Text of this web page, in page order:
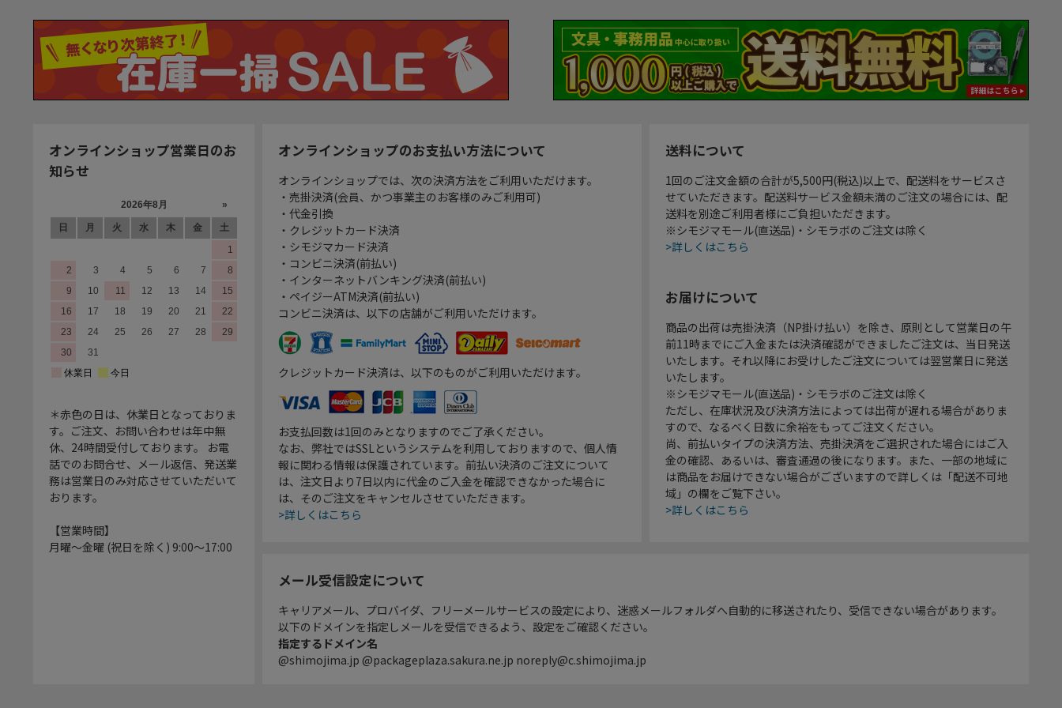
オンラインショップ営業日のお
知らせ
＊赤色の日は、休業日となっておりま
す。ご注文、お問い合わせは年中無
休、24時間受付しております。 お電
話でのお問合せ、メール返信、発送業
務は営業日のみ対応させていただいて
おります。
【営業時間】
月曜～金曜 (祝日を除く) 9:00～17:00
オンラインショップのお支払い方法について
オンラインショップでは、次の決済方法をご利用いただけます。
・売掛決済(会員、かつ事業主のお客様のみご利用可)
・代金引換
・クレジットカード決済
・シモジマカード決済
・コンビニ決済(前払い)
・インターネットバンキング決済(前払い)
・ペイジーATM決済(前払い)
コンビニ決済は、以下の店舗がご利用いただけます。
クレジットカード決済は、以下のものがご利用いただけます。
お支払回数は1回のみとなりますのでご了承ください。
なお、弊社ではSSLというシステムを利用しておりますので、個人情
報に関わる情報は保護されています。前払い決済のご注文について
は、注文日より7日以内に代金のご入金を確認できなかった場合に
は、そのご注文をキャンセルさせていただきます。
>詳しくはこちら
送料について
1回のご注文金額の合計が5,500円(税込)以上で、配送料をサービスさ
せていただきます。配送料サービス金額未満のご注文の場合には、配
送料を別途ご利用者様にご負担いただきます。
※シモジマモール(直送品)・シモラボのご注文は除く
>詳しくはこちら
お届けについて
商品の出荷は売掛決済（NP掛け払い）を除き、原則として営業日の午
前11時までにご入金または決済確認ができましたご注文は、当日発送
いたします。それ以降にお受けしたご注文については翌営業日に発送
いたします。
※シモジマモール(直送品)・シモラボのご注文は除く
ただし、在庫状況及び決済方法によっては出荷が遅れる場合がありま
すので、なるべく日数に余裕をもってご注文ください。
尚、前払いタイプの決済方法、売掛決済をご選択された場合にはご入
金の確認、あるいは、審査通過の後になります。また、一部の地域に
は商品をお届けできない場合がございますので詳しくは「配送不可地
域」の欄をご覧下さい。
>詳しくはこちら
メール受信設定について
キャリアメール、プロバイダ、フリーメールサービスの設定により、迷惑メールフォルダへ自動的に移送されたり、受信できない場合があります。
以下のドメインを指定しメールを受信できるよう、設定をご確認ください。
指定するドメイン名
@shimojima.jp @packageplaza.sakura.ne.jp noreply@c.shimojima.jp